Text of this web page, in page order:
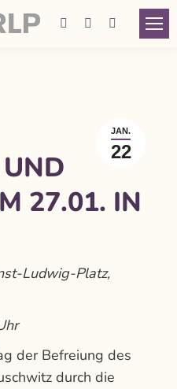
Facebook
window
Instagram
window
YouTube
window
JAN.
22
27.01. IN
Ludwig-Platz,
der Befreiung des
durch die